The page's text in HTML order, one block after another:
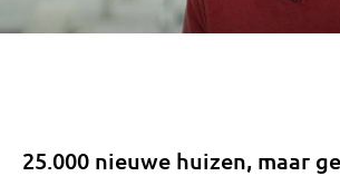
25.000 nieuwe huizen, maar